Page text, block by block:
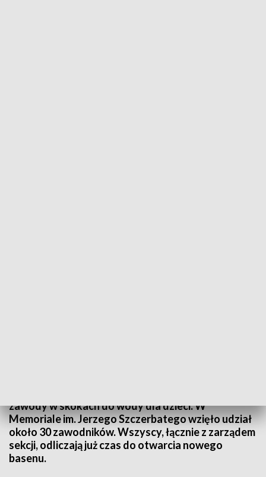
zawody w skokach do wody dla dzieci. W
Memoriale im. Jerzego Szczerbatego wzięło udział
około 30 zawodników. Wszyscy, łącznie z zarządem
sekcji, odliczają już czas do otwarcia nowego
basenu.